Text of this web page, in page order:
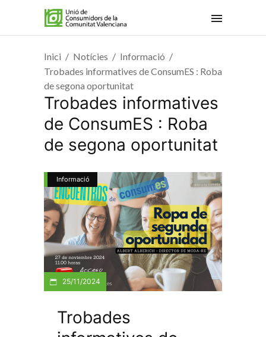
Inici Notícies
Informació
Trobades informatives de ConsumES : Roba
de segona oportunitat
Trobades informatives
de ConsumES : Roba
de segona oportunitat
Informació
25/11/2024
Trobades